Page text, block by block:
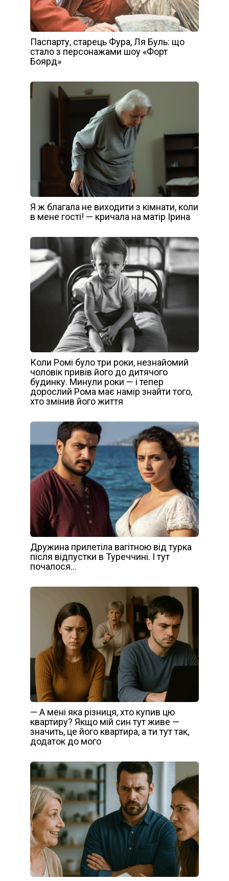
Паспарту, старець Фура, Ля Буль: що
стало з персонажами шоу «Форт
Боярд»
Я ж благала не виходити з кімнати, коли
в мене гості! — кричала на матір Ірина
Коли Ромі було три роки, незнайомий
чоловік привів його до дитячого
будинку. Минули роки — і тепер
дорослий Рома має намір знайти того,
хто змінив його життя
Дружина прилетіла вагітною від турка
після відпустки в Туреччині. І тут
почалося…
— А мені яка різниця, хто купив цю
квартиру? Якщо мій син тут живе —
значить, це його квартира, а ти тут так,
додаток до мого